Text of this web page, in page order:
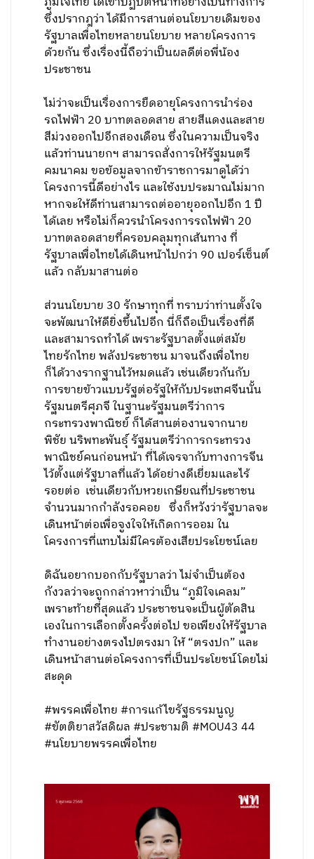
ซึ่งปรากฎว่า ได้มีการสานต่อนโยบายเดิมของ
รัฐบาลเพื่อไทยหลายนโยบาย หลายโครงการ
ด้วยกัน ซึ่งเรื่องนี้ถือว่าเป็นผลดีต่อพี่น้อง
ประชาชน
ไม่ว่าจะเป็นเรื่องการยืดอายุโครงการนำร่อง
รถไฟฟ้า 20 บาทตลอดสาย สายสีแดงและสาย
สีม่วงออกไปอีกสองเดือน ซึ่งในความเป็นจริง
แล้วท่านนายกฯ สามารถสั่งการให้รัฐมนตรี
คมนาคม ขอข้อมูลจากข้าราชการมาดูได้ว่า
โครงการนี้ดีอย่างไร และใช้งบประมาณไม่มาก
หากจะให้ดีท่านสามารถต่ออายุออกไปอีก 1 ปี
ได้เลย หรือไม่ก็ควรนำโครงการรถไฟฟ้า 20
บาทตลอดสายที่ครอบคลุมทุกเส้นทาง ที่
รัฐบาลเพื่อไทยได้เดินหน้าไปกว่า 90 เปอร์เซ็นต์
แล้ว กลับมาสานต่อ
ส่วนนโยบาย 30 รักษาทุกที่ ทราบว่าท่านตั้งใจ
จะพัฒนาให้ดียิ่งขึ้นไปอีก นี่ก็ถือเป็นเรื่องที่ดี
และสามารถทำได้ เพราะรัฐบาลตั้งแต่สมัย
ไทยรักไทย พลังประชาชน มาจนถึงเพื่อไทย
ก็ได้วางรากฐานไว้หมดแล้ว เช่นเดียวกันกับ
การขายข้าวแบบรัฐต่อรัฐให้กับประเทศจีนนั้น
รัฐมนตรีศุภจี ในฐานะรัฐมนตรีว่าการ
กระทรวงพาณิชย์ ก็ได้สานต่องานจากนาย
พิชัย นริพทะพันธุ์ รัฐมนตรีว่าการกระทรวง
พาณิชย์คนก่อนหน้า ที่ได้เจรจากับทางการจีน
ไว้ตั้งแต่รัฐบาลที่แล้ว ได้อย่างดีเยี่ยมและไร้
รอยต่อ เช่นเดียวกับหวยเกษียณที่ประชาชน
จำนวนมากกำลังรอคอย ซึ่งก็หวังว่ารัฐบาลจะ
เดินหน้าต่อเพื่อจูงใจให้เกิดการออม ใน
โครงการที่แทบไม่มีใครต้องเสียประโยชน์เลย
ดิฉันอยากบอกกับรัฐบาลว่า ไม่จำเป็นต้อง
กังวลว่าจะถูกกล่าวหาว่าเป็น “ภูมิใจเคลม”
เพราะท้ายที่สุดแล้ว ประชาชนจะเป็นผู้ตัดสิน
เองในการเลือกตั้งครั้งต่อไป ขอเพียงให้รัฐบาล
ทำงานอย่างตรงไปตรงมา ให้ “ตรงปก” และ
เดินหน้าสานต่อโครงการที่เป็นประโยชน์โดยไม่
สะดุด
#พรรคเพื่อไทย #การแก้ไขรัฐธรรมนูญ
#ขัตติยาสวัสดิผล #ประชามติ #MOU43 44
#นโยบายพรรคเพื่อไทย